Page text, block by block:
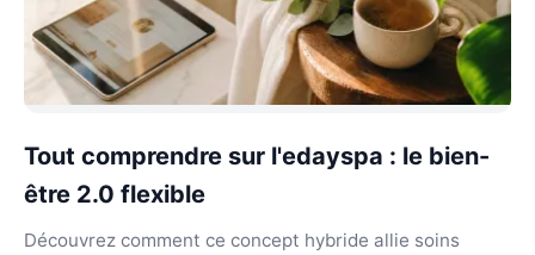
Tout comprendre sur l'edayspa : le bien-
être 2.0 flexible
Découvrez comment ce concept hybride allie soins